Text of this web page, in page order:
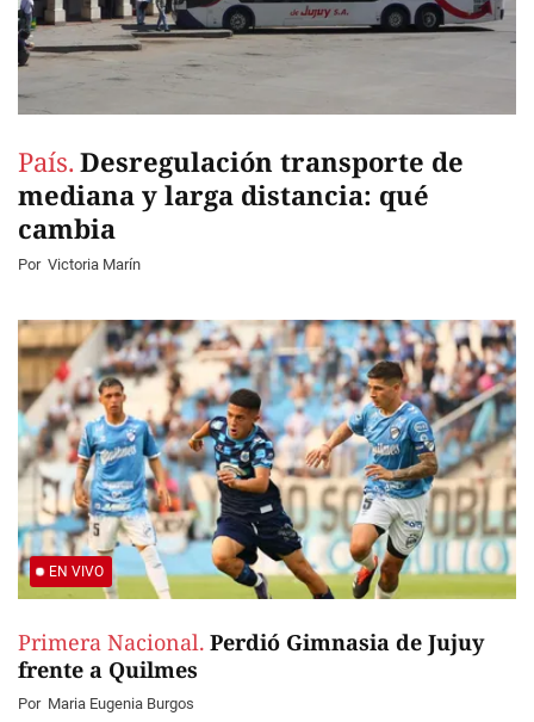
País. Desregulación transporte de
mediana y larga distancia: qué
cambia
Por Victoria Marín
EN VIVO
Primera Nacional. Perdió Gimnasia de Jujuy
frente a Quilmes
Por Maria Eugenia Burgos